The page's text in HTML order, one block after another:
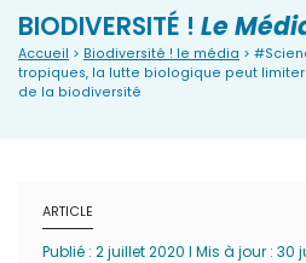
BIODIVERSITÉ ! Le
Accueil > Biodiversité ! le média >
tropiques, la lutte biologique peut
de la biodiversité
ARTICLE
Publié : 2 juillet 2020 I Mis à jour : 30